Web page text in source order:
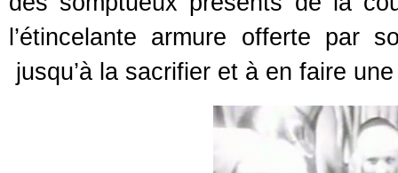
l’étincelante armure offerte par
jusqu’à la sacrifier et à en faire